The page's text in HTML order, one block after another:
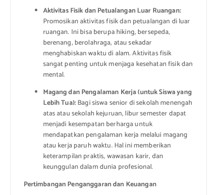
Aktivitas Fisik dan Petualangan Luar Ruangan:
Promosikan aktivitas fisik dan petualangan di luar
ruangan. Ini bisa berupa hiking, bersepeda,
berenang, berolahraga, atau sekadar
menghabiskan waktu di alam. Aktivitas fisik
sangat penting untuk menjaga kesehatan fisik dan
mental.
Magang dan Pengalaman Kerja (untuk Siswa yang
Lebih Tua):Bagi siswa senior di sekolah menengah
atas atau sekolah kejuruan, libur semester dapat
menjadi kesempatan berharga untuk
mendapatkan pengalaman kerja melalui magang
atau kerja paruh waktu. Hal ini memberikan
keterampilan praktis, wawasan karir, dan
keunggulan dalam dunia profesional.
Pertimbangan Penganggaran dan Keuangan